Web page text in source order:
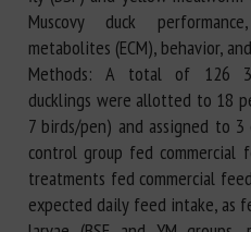
Muscovy duck
metabolites (ECM), behavior,
Methods: A total of 126 3-
ducklings were allotted to 18
7 birds/pen) and assigned to
control group fed commercial
treatments fed commercial
expected daily feed intake, as